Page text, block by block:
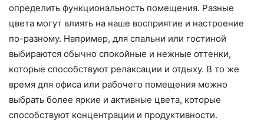
определить функциональность помещения. Разные
цвета могут влиять на наше восприятие и настроение
по-разному. Например, для спальни или гостиной
выбираются обычно спокойные и нежные оттенки,
которые способствуют релаксации и отдыху. В то же
время для офиса или рабочего помещения можно
выбрать более яркие и активные цвета, которые
способствуют концентрации и продуктивности.